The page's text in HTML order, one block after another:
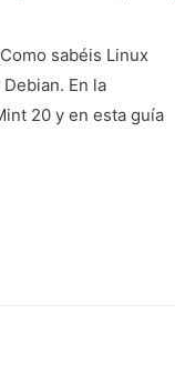
sabéis Linux
En la
20 y en esta guía